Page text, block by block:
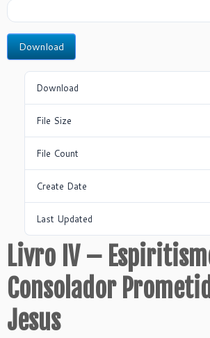
Download
Download
File Size
File Count
Create Date
Last Updated
Livro IV –
Consolador
Jesus